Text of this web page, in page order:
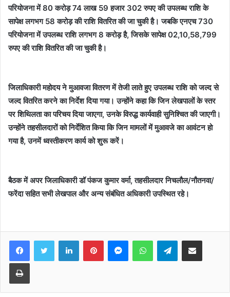
परियोजना में 80 करोड़ 74 लाख 59 हजार 302 रुपए की उपलब्ध राशि के
सापेक्ष लगभग 58 करोड़ की राशि वितरित की जा चुकी है। जबकि एनएच 730
परियोजना में उपलब्ध राशि लगभग 8 करोड़ है, जिसके सापेक्ष 02,10,58,799
रुपए की राशि वितरित की जा चुकी है।
जिलाधिकारी महोदय ने मुआवजा वितरण में तेजी लाते हुए उपलब्ध राशि को जल्द से
जल्द वितरित करने का निर्देश दिया गया। उन्होंने कहा कि जिन लेखपालों के स्तर
पर शिथिलता का परिचय दिया जाएगा, उनके विरुद्ध कार्यवाही सुनिश्चित की जाएगी।
उन्होंने तहसीलदारों को निर्देशित किया कि जिन मामलों में मुआवजे का आवंटन हो
गया है, उनमें ध्वस्तीकरण कार्य को शुरू करें।
बैठक में अपर जिलाधिकारी डॉ पंकज कुमार वर्मा, तहसीलदार निचलौल/नौतनवा/
फरेंदा सहित सभी लेखपाल और अन्य संबंधित अधिकारी उपस्थित रहे।
FacebookTwitter LinkedInPinterestMessengerWhatsAppTelegramShare via Email
Print